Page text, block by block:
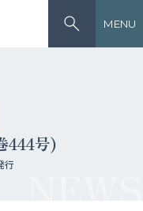
MENU
444号)
行